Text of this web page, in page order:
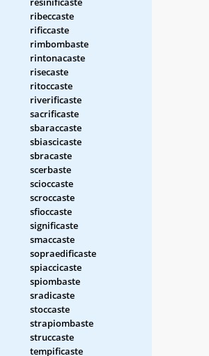
ribeccaste
rificcaste
rimbombaste
rintonacaste
risecaste
ritoccaste
riverificaste
sacrificaste
sbaraccaste
sbiascicaste
sbracaste
scerbaste
scioccaste
scroccaste
sfioccaste
significaste
smaccaste
sopraedificaste
spiaccicaste
spiombaste
sradicaste
stoccaste
strapiombaste
struccaste
tempificaste